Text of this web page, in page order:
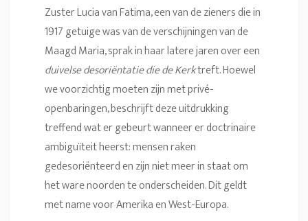
Zuster Lucia van Fatima, een van de zieners die in
1917 getuige was van de verschijningen van de
Maagd Maria, sprak in haar latere jaren over een
duivelse desoriëntatie die de Kerktreft. Hoewel
we voorzichtig moeten zijn met privé-
openbaringen, beschrijft deze uitdrukking
treffend wat er gebeurt wanneer er doctrinaire
ambiguïteit heerst: mensen raken
gedesoriënteerd en zijn niet meer in staat om
het ware noorden te onderscheiden. Dit geldt
met name voor Amerika en West-Europa.